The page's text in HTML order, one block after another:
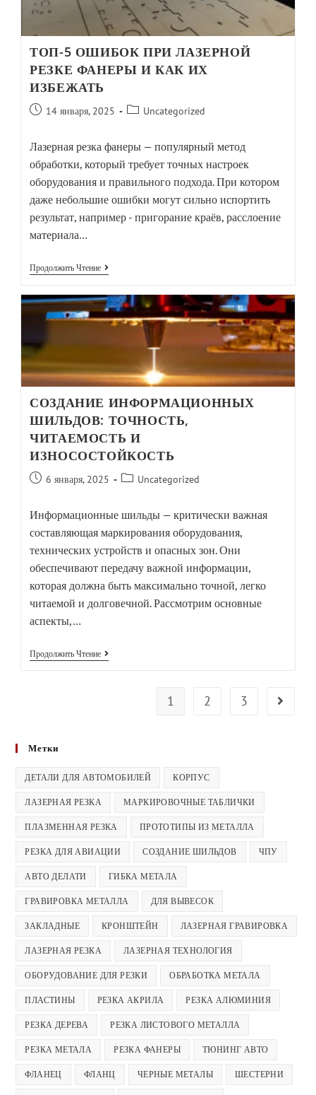
ТОП-5 ОШИБОК ПРИ ЛАЗЕРНОЙ
РЕЗКЕ ФАНЕРЫ И КАК ИХ
ИЗБЕЖАТЬ
14 января, 2025 Uncategorized
Лазерная резка фанеры — популярный метод
обработки, который требует точных настроек
оборудования и правильного подхода. При котором
даже небольшие ошибки могут сильно испортить
результат, например - пригорание краёв, расслоение
материала…
Продолжить Чтение
СОЗДАНИЕ ИНФОРМАЦИОННЫХ
ШИЛЬДОВ: ТОЧНОСТЬ,
ЧИТАЕМОСТЬ И
ИЗНОСОСТОЙКОСТЬ
6 января, 2025 Uncategorized
Информационные шильды — критически важная
составляющая маркирования оборудования,
технических устройств и опасных зон. Они
обеспечивают передачу важной информации,
которая должна быть максимально точной, легко
читаемой и долговечной. Рассмотрим основные
аспекты,…
Продолжить Чтение
1 2 3
Метки
ДЕТАЛИ ДЛЯ АВТОМОБИЛЕЙ КОРПУС
ЛАЗЕРНАЯ РЕЗКА МАРКИРОВОЧНЫЕ ТАБЛИЧКИ
ПЛАЗМЕННАЯ РЕЗКА ПРОТОТИПЫ ИЗ МЕТАЛЛА
РЕЗКА ДЛЯ АВИАЦИИ СОЗДАНИЕ ШИЛЬДОВ ЧПУ
АВТО ДЕЛАТИ ГИБКА МЕТАЛА
ГРАВИРОВКА МЕТАЛЛА ДЛЯ ВЫВЕСОК
ЗАКЛАДНЫЕ КРОНШТЕЙН ЛАЗЕРНАЯ ГРАВИРОВКА
ЛАЗЕРНАЯ РЕЗКА ЛАЗЕРНАЯ ТЕХНОЛОГИЯ
ОБОРУДОВАНИЕ ДЛЯ РЕЗКИ ОБРАБОТКА МЕТАЛА
ПЛАСТИНЫ РЕЗКА АКРИЛА РЕЗКА АЛЮМИНИЯ
РЕЗКА ДЕРЕВА РЕЗКА ЛИСТОВОГО МЕТАЛЛА
РЕЗКА МЕТАЛА РЕЗКА ФАНЕРЫ ТЮНИНГ АВТО
ФЛАНЕЦ ФЛАНЦ ЧЕРНЫЕ МЕТАЛЫ ШЕСТЕРНИ